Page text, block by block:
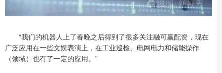
“我们的机器人上了春晚之后得到了很多关注融可赢配资，现在
广泛应用在一些文娱表演上，在工业巡检、电网电力和储能操作
（领域）也有了一定的应用。”